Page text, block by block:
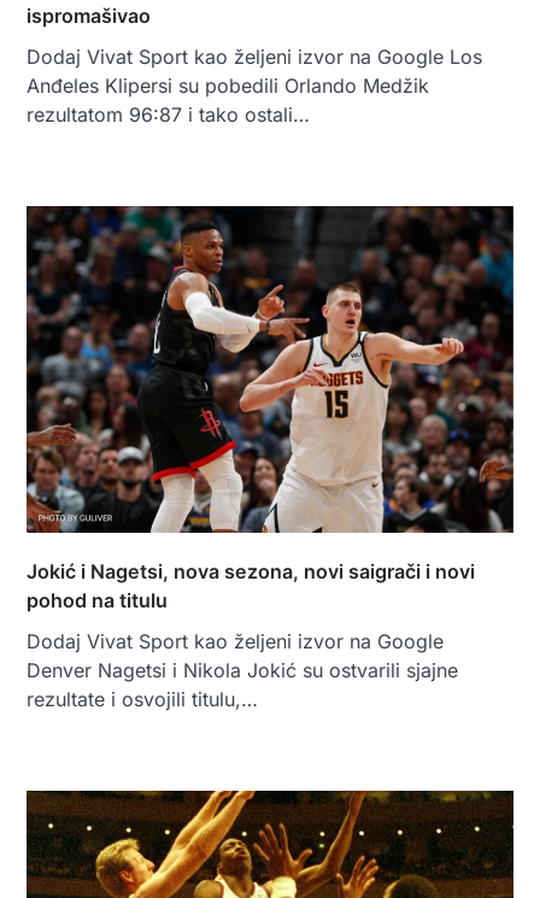
ispromašivao
Dodaj Vivat Sport kao željeni izvor na Google Los
Anđeles Klipersi su pobedili Orlando Medžik
rezultatom 96:87 i tako ostali…
Jokić i Nagetsi, nova sezona, novi saigrači i novi
pohod na titulu
Dodaj Vivat Sport kao željeni izvor na Google
Denver Nagetsi i Nikola Jokić su ostvarili sjajne
rezultate i osvojili titulu,…